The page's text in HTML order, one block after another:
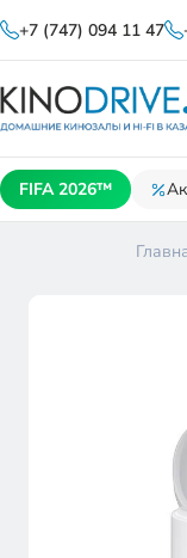
+7 (747) 094 11 47
FIFA 2026™